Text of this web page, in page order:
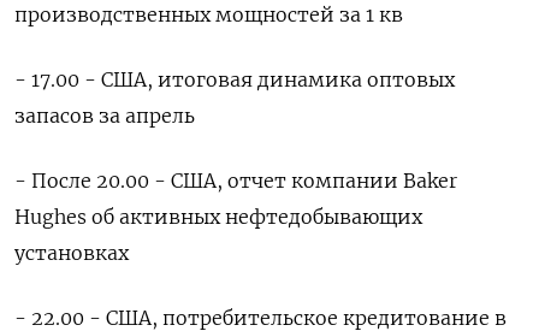
производственных мощностей за 1 кв
- 17.00 - США, итоговая динамика оптовых
запасов за апрель
- После 20.00 - США, отчет компании Baker
Hughes об активных нефтедобывающих
установках
- 22.00 - США, потребительское кредитование в